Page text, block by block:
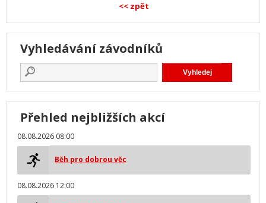
<< zpět
Vyhledávání závodníků
Přehled nejbližších akcí
08.08.2026 08:00
Běh pro dobrou věc
08.08.2026 12:00